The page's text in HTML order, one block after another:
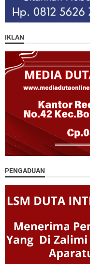
IKLAN
PENGADUAN